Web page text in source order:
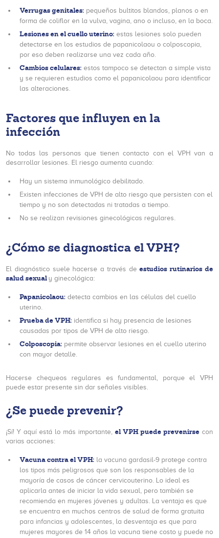
Verrugas genitales: pequeños bultitos blandos, planos o en
forma de coliflor en la vulva, vagina, ano o incluso, en la boca.
Lesiones en el cuello uterino: estas lesiones solo pueden
detectarse en los estudios de papanicolaou o colposcopia,
por eso deben realizarse una vez cada año.
Cambios celulares: estos tampoco se detectan a simple vista
y se requieren estudios como el papanicolaou para identificar
las alteraciones.
Factores que influyen en la
infección
No todas las personas que tienen contacto con el VPH van a
desarrollar lesiones. El riesgo aumenta cuando:
Hay un sistema inmunológico debilitado.
Existen infecciones de VPH de alto riesgo que persisten con el
tiempo y no son detectadas ni tratadas a tiempo.
No se realizan revisiones ginecológicas regulares.
¿Cómo se diagnostica el VPH?
El diagnóstico suele hacerse a través deestudios rutinarios de
salud sexual y ginecológica:
Papanicolaou: detecta cambios en las células del cuello
uterino.
Prueba de VPH: identifica si hay presencia de lesiones
causadas por tipos de VPH de alto riesgo.
Colposcopia: permite observar lesiones en el cuello uterino
con mayor detalle.
Hacerse chequeos regulares es fundamental, porque el VPH
puede estar presente sin dar señales visibles.
¿Se puede prevenir?
¡Sí! Y aquí está lo más importante, el VPH puede prevenirse con
varias acciones:
Vacuna contra el VPH: la vacuna gardasil-9 protege contra
los tipos más peligrosos que son los responsables de la
mayoría de casos de cáncer cervicouterino. Lo ideal es
aplicarla antes de iniciar la vida sexual, pero también se
recomienda en mujeres jóvenes y adultas. La ventaja es que
se encuentra en muchos centros de salud de forma gratuita
para infancias y adolescentes, la desventaja es que para
mujeres mayores de 14 años la vacuna tiene costo y puede no